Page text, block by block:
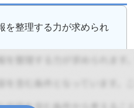
を整理する力が求められ